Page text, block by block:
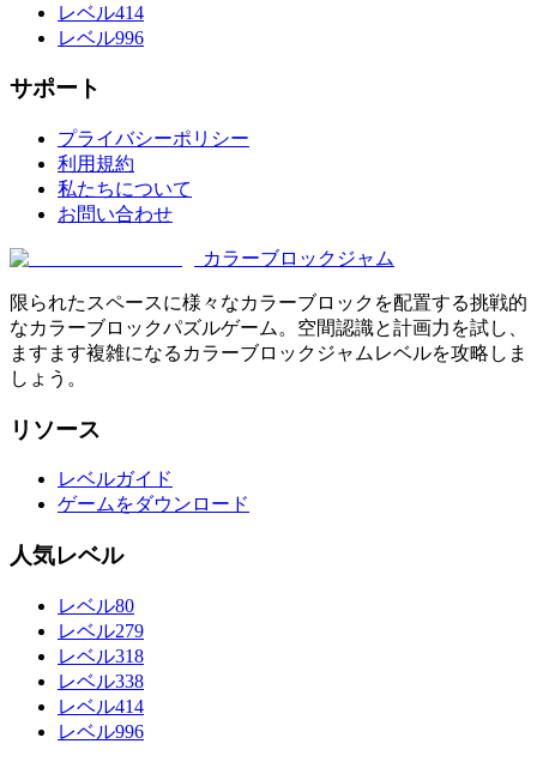
レベル414
レベル996
サポート
プライバシーポリシー
利用規約
私たちについて
お問い合わせ
カラーブロックジャム
限られたスペースに様々なカラーブロックを配置する挑戦的
なカラーブロックパズルゲーム。空間認識と計画力を試し、
ますます複雑になるカラーブロックジャムレベルを攻略しま
しょう。
リソース
レベルガイド
ゲームをダウンロード
人気レベル
レベル80
レベル279
レベル318
レベル338
レベル414
レベル996